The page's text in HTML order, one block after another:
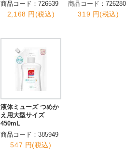
商品コード：726539
2,168 円(税込)
商品コード：726280
319 円(税込)
液体ミューズ つめか
え用大型サイズ
450mL
商品コード：385949
547 円(税込)